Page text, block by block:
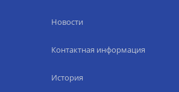
Новости
Контактная информация
История